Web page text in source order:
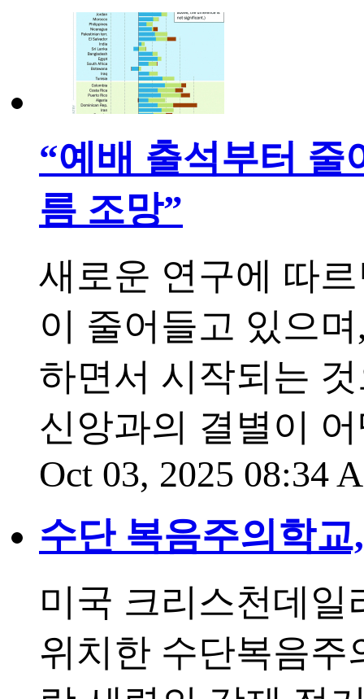
“예배 출석부터
름 조망”
새로운 연구에 따
이 줄어들고 있으
하면서 시작되는
신앙과의 결별이
Oct 03, 2025 08:34
수단 복음주의학
미국 크리스천데
위치한 수단복음주